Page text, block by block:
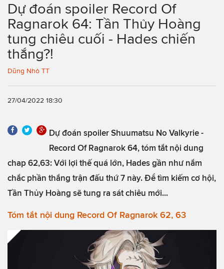
Dự đoán spoiler Record Of
Ragnarok 64: Tần Thủy Hoàng
tung chiêu cuối - Hades chiến
thắng?!
Dũng Nhỏ TT
27/04/2022 18:30
Dự đoán spoiler Shuumatsu No Valkyrie -
Record Of Ragnarok 64, tóm tắt nội dung
chap 62,63: Với lợi thế quá lớn, Hades gần như nắm
chắc phần thắng trận đấu thứ 7 này. Để tìm kiếm cơ hội,
Tần Thủy Hoàng sẽ tung ra sát chiêu mới...
Tóm tắt nội dung Record Of Ragnarok 62, 63